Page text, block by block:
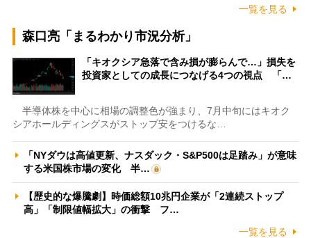
一覧を見る
森口亮「まるわかり市況分析」
「キオクシア急落で含み損が膨らんで…」損失を
投資家としての成長につなげる4つの視点 「…
半導体株を中心に相場の調整色が強まり、7月中旬にはキオク
シアホールディングスがストップ安をつけるな…
「NYダウは高値更新、ナスダック・S&P500は足踏み」が意味
する米国株市場の変化 半…
【歴史的な爆騰劇】時価総額10兆円企業が「2連続ストップ
高」「制限値幅拡大」の衝撃 フ…
一覧を見る